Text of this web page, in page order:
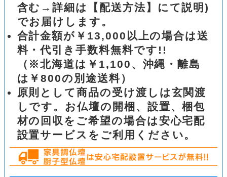
含む→詳細は【配送方法】にて説明)
でお届けします。
合計金額が￥13,000以上の場合は送
料・代引き手数料無料です!!
（※北海道は￥1,100、沖縄・離島
は￥800の別途送料）
原則として商品の受け渡しは玄関渡
しです。お仏壇の開梱、設置、梱包
材の回収をご希望の場合は安心宅配
設置サービスをご利用ください。